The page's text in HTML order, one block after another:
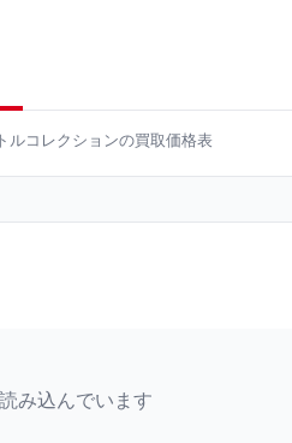
ルコレクションの買取価格表
み込んでいます